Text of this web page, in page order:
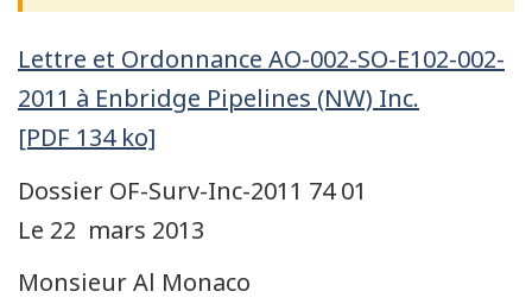
Lettre et Ordonnance AO-002-SO-E102-002-
2011 à Enbridge Pipelines (NW) Inc.
[PDF 134 ko]
Dossier OF-Surv-Inc-2011 74 01
Le 22 mars 2013
Monsieur Al Monaco